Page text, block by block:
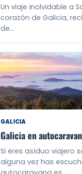
Un viaje inolvidable a
corazón de Galicia,
de…
GALICIA
Galicia en
Si eres asíduo viajero
alguna vez has